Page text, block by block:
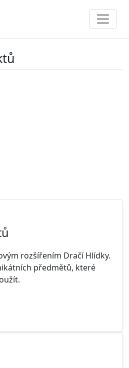
rozšířením Dračí Hlídky.
předmětů, které